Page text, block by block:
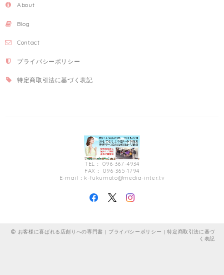
About
Blog
Contact
プライバシーポリシー
特定商取引法に基づく表記
TEL： 096-367-4934
FAX： 096-365-1794
E-mail： k-fukumoto@media-inter.tv
お客様に喜ばれる店創りへの専門書 | プライバシーポリシー |特定商取引法に基づ
く表記